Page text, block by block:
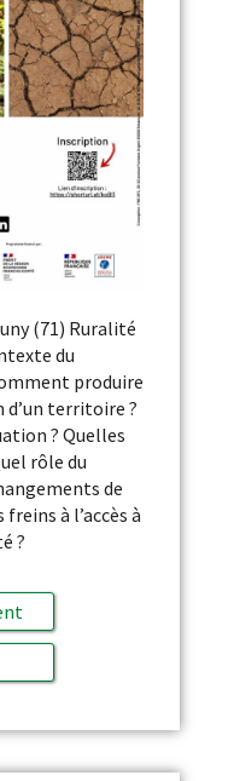
(71) Ruralité
du
produire
territoire ?
? Quelles
rôle du
de
à l’accès à
?